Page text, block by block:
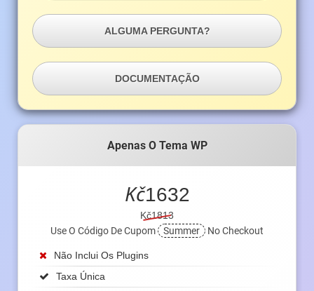
ALGUMA PERGUNTA?
DOCUMENTAÇÃO
Apenas O Tema WP
Kč1632
Kč1813
Use O Código De Cupom
Summer No Checkout
Não Inclui Os Plugins
Taxa Única